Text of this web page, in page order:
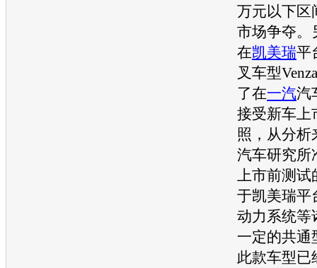
万元以下区
市场争夺。
在凯美瑞平
叉 车型
了在一汽汽
接受新车
照，从分析
汽车研究所
上市前测试
于凯美瑞平
动力系统等
一定的共通
此款车型已